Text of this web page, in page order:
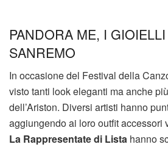
PANDORA ME, I
SANREMO
In occasione del Festival della
visto tanti look eleganti ma anche
dell’Ariston. Diversi artisti hanno
aggiungendo ai loro outfit accessori
La Rappresentate di Lista hanno